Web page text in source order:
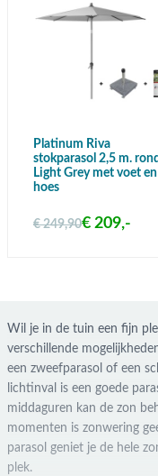
Platinum Riva
stokparasol 2,5 m.
Light Grey met voet en
hoes
€ 249,90€ 209,-
Wil je in de tuin een fijn
verschillende
een zweefparasol of een
lichtinval is een goede
middaguren kan de zon
momenten is zonwering
parasol geniet je de hele
plek.